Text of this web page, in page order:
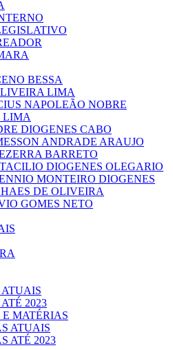
BESSA
LIMA
NAPOLEÃO NOBRE
LIMA
DIOGENES CABO
ANDRADE ARAUJO
BARRETO
DIOGENES OLEGARIO
MONTEIRO DIOGENES
DE OLIVEIRA
GOMES NETO
ATUAIS
ATÉ 2023
E MATÉRIAS
ATUAIS
ATÉ 2023